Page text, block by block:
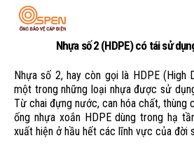
Nhựa số 2 (HDPE) có tái sử
Nhựa số 2, hay còn gọi là HDPE (High
một trong những loại nhựa được sử
Từ chai đựng nước, can hóa chất, thùng
ống nhựa xoắn HDPE dùng trong hạ
xuất hiện ở hầu hết các lĩnh vực của đời